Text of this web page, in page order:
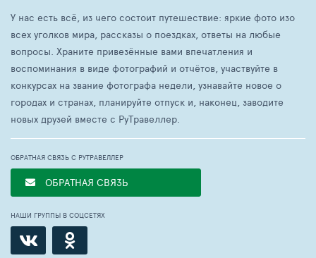
У нас есть всё, из чего состоит путешествие: яркие фото изо
всех уголков мира, рассказы о поездках, ответы на любые
вопросы. Храните привезённые вами впечатления и
воспоминания в виде фотографий и отчётов, участвуйте в
конкурсах на звание фотографа недели, узнавайте новое о
городах и странах, планируйте отпуск и, наконец, заводите
новых друзей вместе с РуТравеллер.
ОБРАТНАЯ СВЯЗЬ С РУТРАВЕЛЛЕР
ОБРАТНАЯ СВЯЗЬ
НАШИ ГРУППЫ В СОЦСЕТЯХ